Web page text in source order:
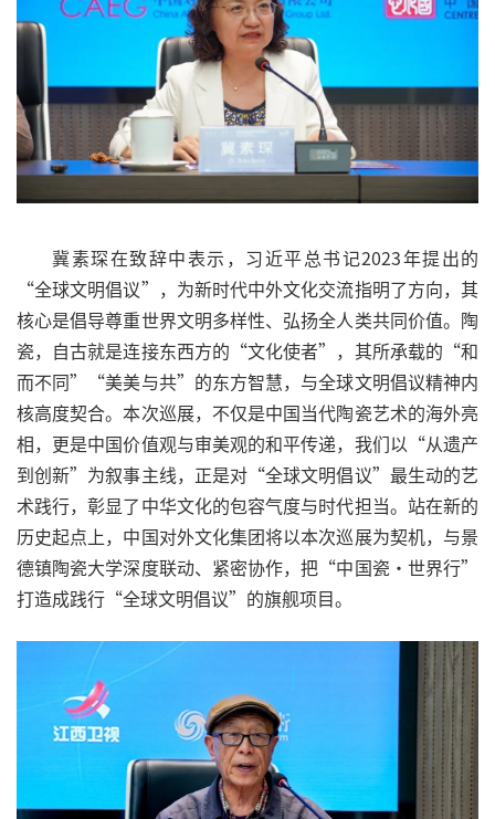
冀素琛在致辞中表示，习近平总书记2023年提出的
“全球文明倡议”，为新时代中外文化交流指明了方向，其
核心是倡导尊重世界文明多样性、弘扬全人类共同价值。陶
瓷，自古就是连接东西方的“文化使者”，其所承载的“和
而不同”“美美与共”的东方智慧，与全球文明倡议精神内
核高度契合。本次巡展，不仅是中国当代陶瓷艺术的海外亮
相，更是中国价值观与审美观的和平传递，我们以“从遗产
到创新”为叙事主线，正是对“全球文明倡议”最生动的艺
术践行，彰显了中华文化的包容气度与时代担当。站在新的
历史起点上，中国对外文化集团将以本次巡展为契机，与景
德镇陶瓷大学深度联动、紧密协作，把“中国瓷・世界行”
打造成践行“全球文明倡议”的旗舰项目。